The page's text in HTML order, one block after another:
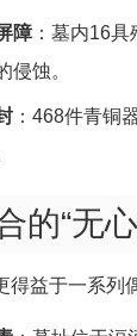
障 ：墓内16
侵蚀。
：468件青铜
的“无
得益于一系列